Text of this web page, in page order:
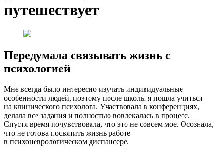
путешествует
Передумала связывать жизнь с
психологией
Мне всегда было интересно изучать индивидуальные
особенности людей, поэтому после школы я пошла учиться
на клинического психолога. Участвовала в конференциях,
делала все задания и полностью вовлекалась в процесс.
Спустя время почувствовала, что это не совсем мое. Осознала,
что не готова посвятить жизнь работе
в психоневрологическом диспансере.